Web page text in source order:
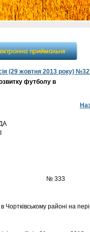
(29 жовтня 2013 року)
футболу в
№ 333
районі на